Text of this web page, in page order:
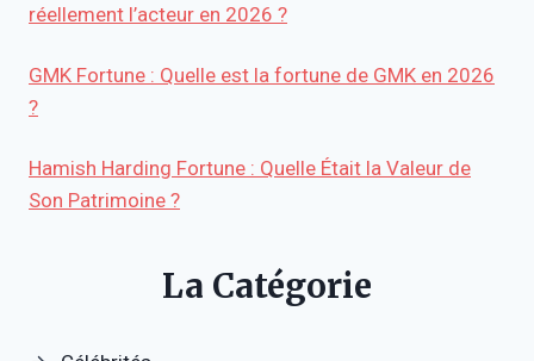
réellement l’acteur en 2026 ?
GMK Fortune : Quelle est la fortune de GMK en 2026
?
Hamish Harding Fortune : Quelle Était la Valeur de
Son Patrimoine ?
La Catégorie